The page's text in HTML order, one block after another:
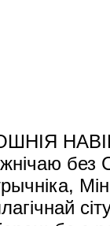
Як некаторыя кіраўнікі: вось табе 100-200 рублёў - ідзі, вакцынуйся. Разумны дырэктар палічыў: калі гэты чалавек не захварэе, то гэта для прадпрыемства будзе большы выйгрыш". "Прымальныя любыя метады, акрамя прымушэння людзей. Папярэджваю ўсіх - міліцыю, санслужбы і іншых. У нас няма заканадаўчых асноў, і Прэзідэнт не прымаў такога рашэння, каб прымушаць людзей. Але прасіць іх трэба", - сказаў кіраўнік дзяржавы. Аляксандр Лукашэнка разам з гэтым адзначыў, што ў шэрагу выпадкаў было б нядрэнна, калі б людзі насілі маскі. Напрыклад, у гандлёвых кропках, у транспарце. "Па масках, ахоўных сродках, дыстанцыраванні і вакцынацыі я выказаўся. Прымайце гэта да няўхільнага выканання. Ніякага націску на людзей, - падкрэсліў беларускі лідар. - Не дай бог, мне паступіць інфармацыя, што вы пачынаеце выганяць людзей з гандлёвых кропак, метро ці аўтобусаў, мала не падасца. Таму што гэта становіцца праблемай палітычнай. Людзі адзін на аднаго пачынаюць